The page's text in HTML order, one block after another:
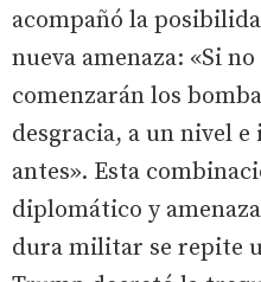
acompañó la
nueva amenaza: «Si
comenzarán los
desgracia, a un nivel
antes». Esta
diplomático y
dura militar se repite